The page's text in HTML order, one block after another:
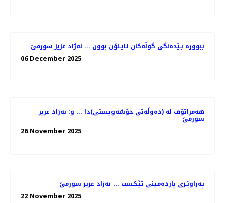
ببووره‌ بـێده‌نگی گوڵه‌كان نـایـلۆن بوون ... نه‌ژاد عزیز سورمێ
06 December 2025
هه‌مزاتۆڤ له‌ (ده‌وڵه‌تی خۆشه‌ویستی)دا ... و: نه‌ژاد عزیز
سورمێ
26 November 2025
په‌راوێـزی پازده‌مینی تێـكست ... نه‌ژاد عزیز سورمێ
22 November 2025